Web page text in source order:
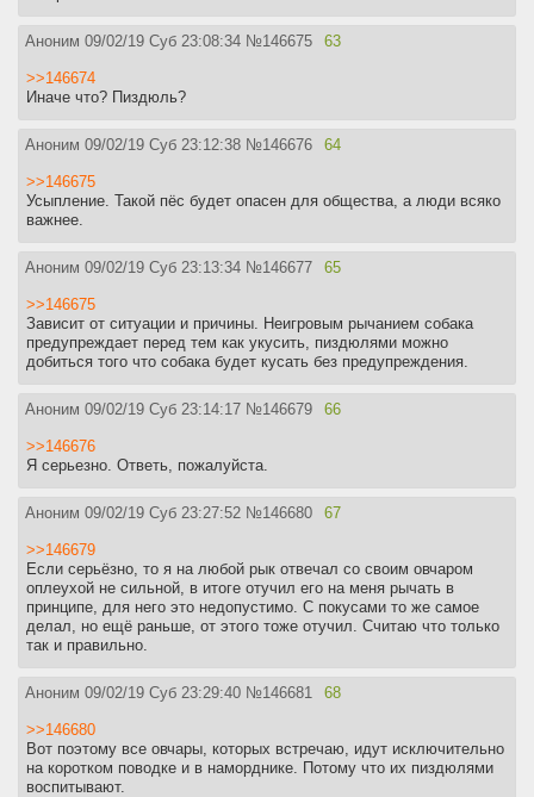
Аноним 09/02/19 Суб 23:08:34 №146675 63
>>146674
Иначе что? Пиздюль?
Аноним 09/02/19 Суб 23:12:38 №146676 64
>>146675
Усыпление. Такой пёс будет опасен для общества, а люди всяко
важнее.
Аноним 09/02/19 Суб 23:13:34 №146677 65
>>146675
Зависит от ситуации и причины. Неигровым рычанием собака
предупреждает перед тем как укусить, пиздюлями можно
добиться того что собака будет кусать без предупреждения.
Аноним 09/02/19 Суб 23:14:17 №146679 66
>>146676
Я серьезно. Ответь, пожалуйста.
Аноним 09/02/19 Суб 23:27:52 №146680 67
>>146679
Если серьёзно, то я на любой рык отвечал со своим овчаром
оплеухой не сильной, в итоге отучил его на меня рычать в
принципе, для него это недопустимо. С покусами то же самое
делал, но ещё раньше, от этого тоже отучил. Считаю что только
так и правильно.
Аноним 09/02/19 Суб 23:29:40 №146681 68
>>146680
Вот поэтому все овчары, которых встречаю, идут исключительно
на коротком поводке и в наморднике. Потому что их пиздюлями
воспитывают.